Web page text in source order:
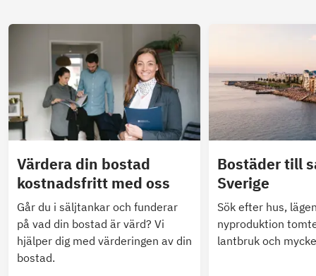
Värdera din bostad
kostnadsfritt med oss
Går du i säljtankar och funderar
på vad din bostad är värd? Vi
hjälper dig med värderingen av din
bostad.
Bostäder till
Sverige
Sök efter hus,
nyproduktion
lantbruk och